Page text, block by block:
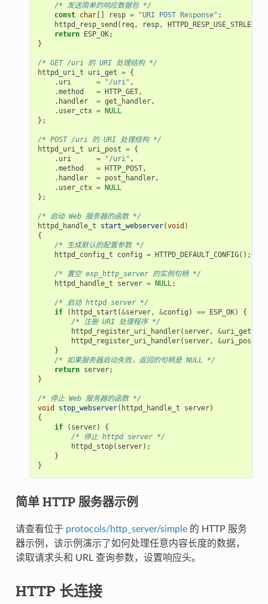
/* 发送简单的响应数据包 */
const char[] resp = "URI POST Response" ;
httpd_resp_send ( req, resp, HTTPD_RESP_USE_STRLEN
return ESP_OK;
}
/* GET /uri 的 URI 处理结构 */
httpd_uri_t
uri_get = {
. uri = "/uri" ,
.method = HTTP_GET,
. handler = get_handler,
. user_ctx = NULL
};
/* POST /uri 的 URI 处理结构 */
httpd_uri_t
uri_post = {
. uri = "/uri" ,
.method = HTTP_POST,
. handler = post_handler,
. user_ctx = NULL
};
/* 启动 Web 服务器的函数 */
httpd_handle_t
start_webserver(void )
{
/* 生成默认的配置参数 */
httpd_config_t
config = HTTPD_DEFAULT_CONFIG();
/* 置空 esp_http_server 的实例句柄 */
httpd_handle_t
server = NULL;
/* 启动 httpd server */
if
( httpd_start (&server, &config ) == ESP_OK)
{
/* 注册 URI 处理程序 */
httpd_register_uri_handler( server, &uri_get
httpd_register_uri_handler( server, &uri_post
}
/* 如果服务器启动失败，返回的句柄是 NULL */
return server;
}
/* 停止 Web 服务器的函数 */
void
stop_webserver( httpd_handle_t server)
{
if
( server)
{
/* 停止 httpd server */
httpd_stop( server);
}
}
简单 HTTP 服务器示例
请查看位于 protocols/http_server/simple的 HTTP 服务
器示例，该示例演示了如何处理任意内容长度的数据，
读取请求头和 URL 查询参数，设置响应头。
HTTP 长连接